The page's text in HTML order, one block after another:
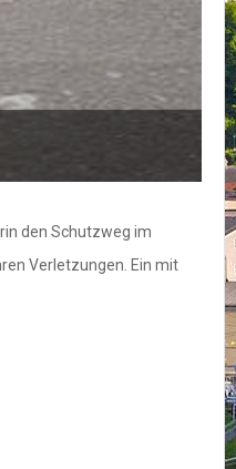
den Schutzweg im
Verletzungen. Ein mit